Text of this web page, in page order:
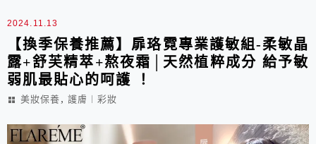
2024.11.13
【換季保養推薦】扉珞霓專業護敏組-柔敏晶
露+舒芙精萃+熬夜霜│天然植粹成分 給予敏
弱肌最貼心的呵護 ！
美妝保養 , 護膚︱彩妝